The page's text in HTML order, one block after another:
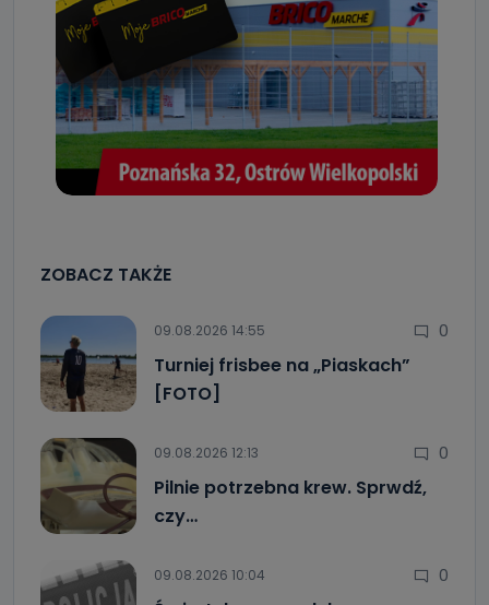
ZOBACZ TAKŻE
09.08.2026 14:55 0
Turniej frisbee na „Piaskach”
[FOTO]
09.08.2026 12:13 0
Pilnie potrzebna krew. Sprwdź,
czy…
09.08.2026 10:04 0